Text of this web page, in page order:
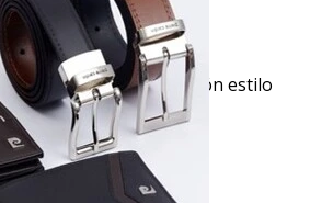
tiro alto con un botón estilo